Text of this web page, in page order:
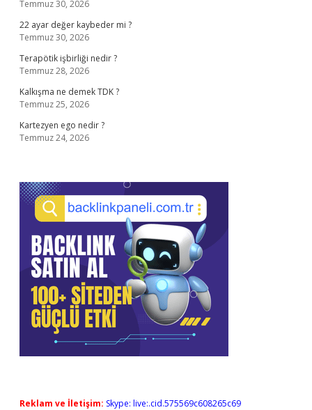
Temmuz 30, 2026
22 ayar değer kaybeder mi ?
Temmuz 30, 2026
Terapötik işbirliği nedir ?
Temmuz 28, 2026
Kalkışma ne demek TDK ?
Temmuz 25, 2026
Kartezyen ego nedir ?
Temmuz 24, 2026
Reklam ve İletişim: Skype: live:.cid.575569c608265c69